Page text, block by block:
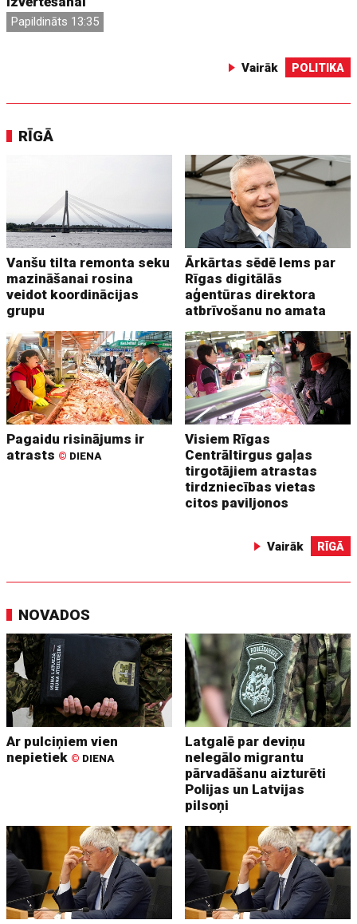
Papildināts 13:35
Vairāk POLITIKA
RĪGĀ
Vanšu tilta remonta seku
mazināšanai rosina
veidot koordinācijas
grupu
Ārkārtas sēdē lems par
Rīgas digitālās
aģentūras direktora
atbrīvošanu no amata
Pagaidu risinājums ir
atrasts © DIENA
Visiem Rīgas
Centrāltirgus gaļas
tirgotājiem atrastas
tirdzniecības vietas
citos paviljonos
Vairāk RĪGĀ
NOVADOS
Ar pulciņiem vien
nepietiek © DIENA
Latgalē par deviņu
nelegālo migrantu
pārvadāšanu aizturēti
Polijas un Latvijas
pilsoņi